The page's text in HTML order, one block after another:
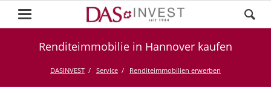
Renditeimmobilie in Hannover kaufen
DASINVEST Service Renditeimmobilien erwerben